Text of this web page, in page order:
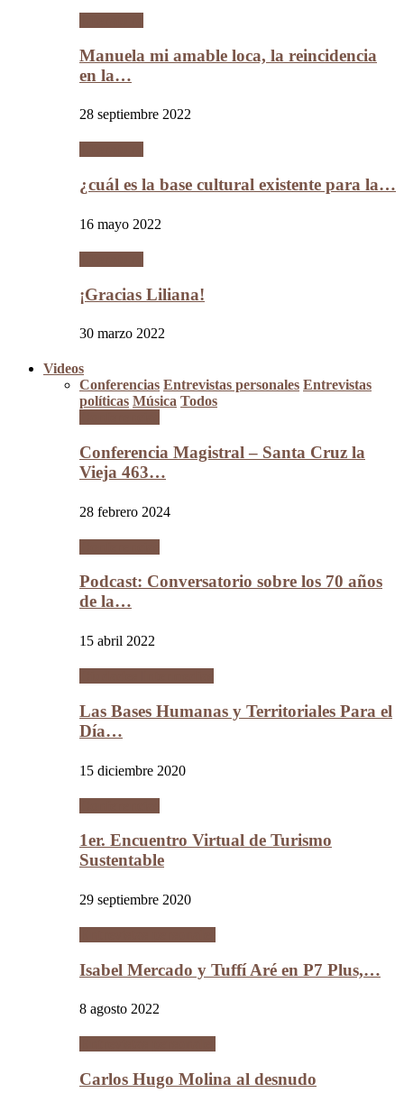
Manuela mi amable loca, la reincidencia
en la…
28 septiembre 2022
¿cuál es la base cultural existente para la…
16 mayo 2022
¡Gracias Liliana!
30 marzo 2022
Videos
Conferencias Entrevistas personales Entrevistas
políticas Música Todos
Conferencia Magistral – Santa Cruz la
Vieja 463…
28 febrero 2024
Podcast: Conversatorio sobre los 70 años
de la…
15 abril 2022
Las Bases Humanas y Territoriales Para el
Día…
15 diciembre 2020
1er. Encuentro Virtual de Turismo
Sustentable
29 septiembre 2020
Isabel Mercado y Tuffí Aré en P7 Plus,…
8 agosto 2022
Carlos Hugo Molina al desnudo